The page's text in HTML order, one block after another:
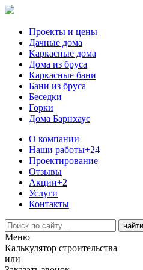
Проекты и цены
Дачные дома
Каркасные дома
Дома из бруса
Каркасные бани
Бани из бруса
Беседки
Горки
Дома Барнхаус
О компании
Наши работы+24
Проектирование
Отзывы
Акции+2
Услуги
Контакты
Меню
Калькулятор строительства
или